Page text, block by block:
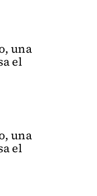
una
el
una
el